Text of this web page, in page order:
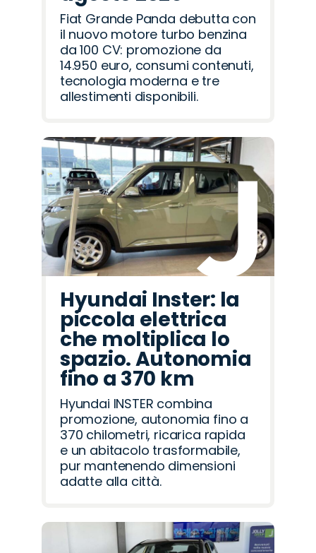
Fiat Grande Panda debutta con
il nuovo motore turbo benzina
da 100 CV: promozione da
14.950 euro, consumi contenuti,
tecnologia moderna e tre
allestimenti disponibili.
Hyundai Inster: la
piccola elettrica
che moltiplica lo
spazio. Autonomia
fino a 370 km
Hyundai INSTER combina
promozione, autonomia fino a
370 chilometri, ricarica rapida
e un abitacolo trasformabile,
pur mantenendo dimensioni
adatte alla città.